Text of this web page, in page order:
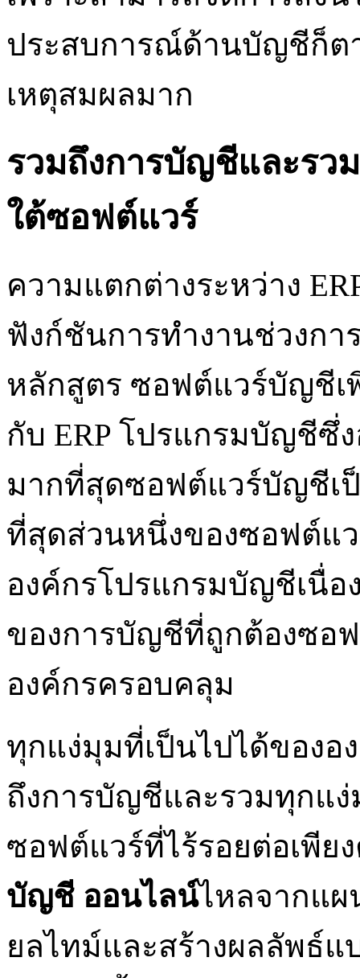
ประสบการณ์ด้านบัญชีก็
เหตุสมผลมาก
รวมถึงการบัญชีและรว
ใต้ซอฟต์แวร์
ความแตกต่างระหว่าง
ฟังก์ชันการทำงานช่วงก
หลักสูตร ซอฟต์แวร์บัญชีเ
กับ ERP โปรแกรมบัญชีซึ่
มากที่สุดซอฟต์แวร์บัญชีเ
ที่สุดส่วนหนึ่งของซอฟต์แ
องค์กรโปรแกรมบัญชีเนื่
ของการบัญชีที่ถูกต้องซอ
องค์กรครอบคลุม
ทุกแง่มุมที่เป็นไปได้ของ
ถึงการบัญชีและรวมทุกแง่
ซอฟต์แวร์ที่ไร้รอยต่อเพีย
บัญชี ออนไลน์ไหลจากแผ
ยลไทม์และสร้างผลลัพธ์